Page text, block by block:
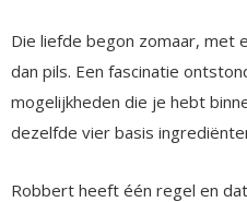
Die liefde begon zomaar, met
dan pils. Een fascinatie
mogelijkheden die je hebt
dezelfde vier basis
Robbert heeft één regel en